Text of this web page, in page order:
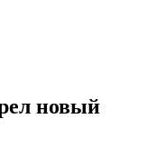
новый